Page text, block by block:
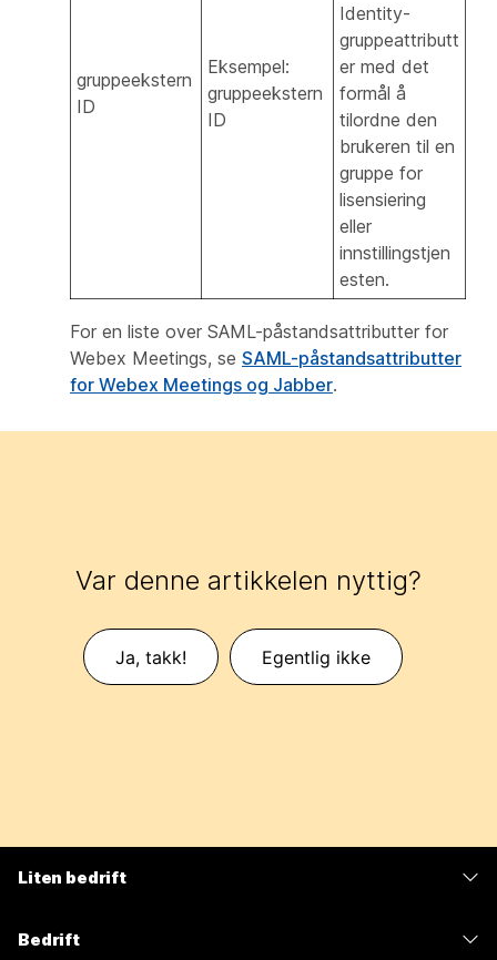
gruppeekstern
ID
Eksempel:
gruppeekstern
ID
Identity-
gruppeattributt
er med det
formål å
tilordne den
brukeren til en
gruppe for
lisensiering
eller
innstillingstjen
esten.
For en liste over SAML-påstandsattributter for
Webex Meetings, se SAML-påstandsattributter
for Webex Meetings og Jabber.
Var denne artikkelen nyttig?
Ja, takk! Egentlig ikke
Liten bedrift
Bedrift